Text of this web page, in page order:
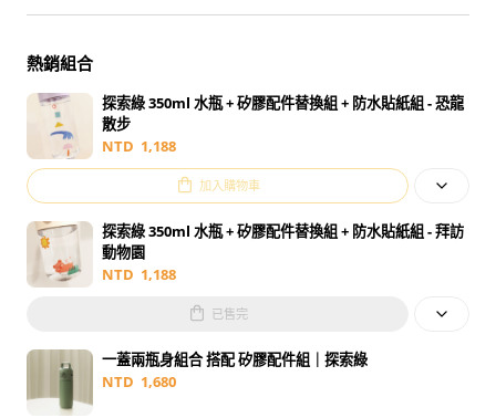
熱銷組合
探索綠 350ml 水瓶 + 矽膠配件替換組 + 防水貼紙組 - 恐龍
散步
NTD 1,188
加入購物車
探索綠 350ml 水瓶 + 矽膠配件替換組 + 防水貼紙組 - 拜訪
動物園
NTD 1,188
已售完
一蓋兩瓶身組合 搭配 矽膠配件組｜探索綠
NTD 1,680